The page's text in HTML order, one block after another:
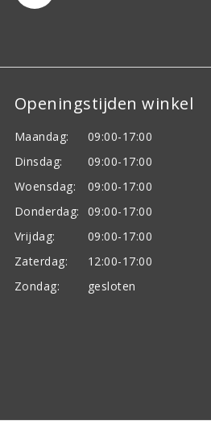
Openingstijden winkel
Maandag:
09:00-17:00
Dinsdag:
09:00-17:00
Woensdag:
09:00-17:00
Donderdag:
09:00-17:00
Vrijdag:
09:00-17:00
Zaterdag:
12:00-17:00
Zondag:
gesloten